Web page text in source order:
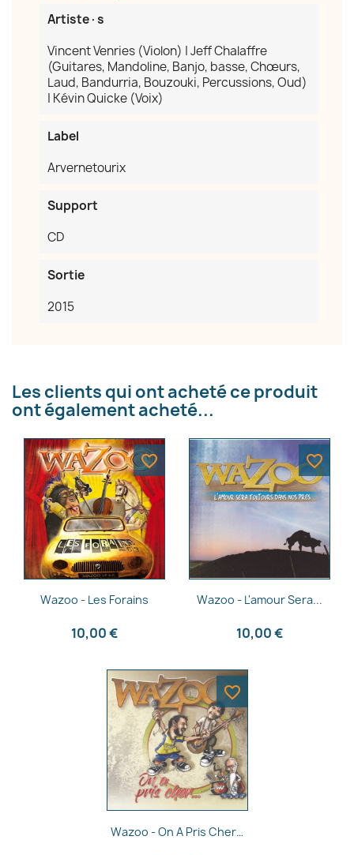
Artiste·s
Vincent Venries (Violon) | Jeff Chalaffre
(Guitares, Mandoline, Banjo, basse, Chœurs,
Laud, Bandurria, Bouzouki, Percussions, Oud)
| Kévin Quicke (Voix)
Label
Arvernetourix
Support
CD
Sortie
2015
Les clients qui ont acheté ce produit
ont également acheté...
Aperçu rapide
Wazoo - Les Forains
10,00 €
favorite_border
Aperçu rapide
Wazoo - L'amour Sera...
10,00 €
favorite_border
Aperçu rapide
Wazoo - On A Pris Cher…
favorite_border
Annuler Créer une liste d'envies